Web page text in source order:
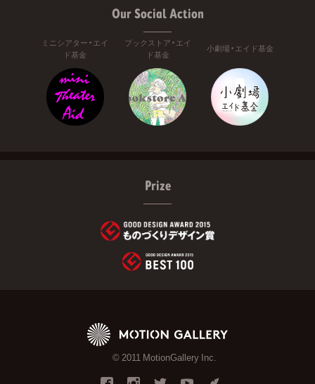
Our Social Action
ミニシアター・エイ
ド基金
ブックストア・エイ
ド基金
小劇場・エイド基金
Prize
© 2011 MotionGallery Inc.